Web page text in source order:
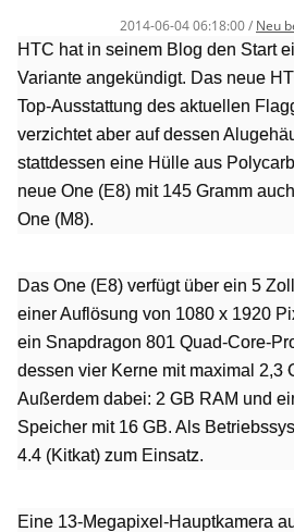
2014-06-04 06:18:00/ Neu
HTC hat in seinem Blog den Start
Variante angekündigt. Das neue
Top-Ausstattung des aktuellen
verzichtet aber auf dessen
stattdessen eine Hülle aus
neue One (E8) mit 145 Gramm
One (M8).
Das One (E8) verfügt über ein 5
einer Auflösung von 1080 x 1920
ein Snapdragon 801 Quad-Core-
dessen vier Kerne mit maximal 2,3
Außerdem dabei: 2 GB RAM und
Speicher mit 16 GB. Als
4.4 (Kitkat) zum Einsatz.
Eine 13-Megapixel-Hauptkamera